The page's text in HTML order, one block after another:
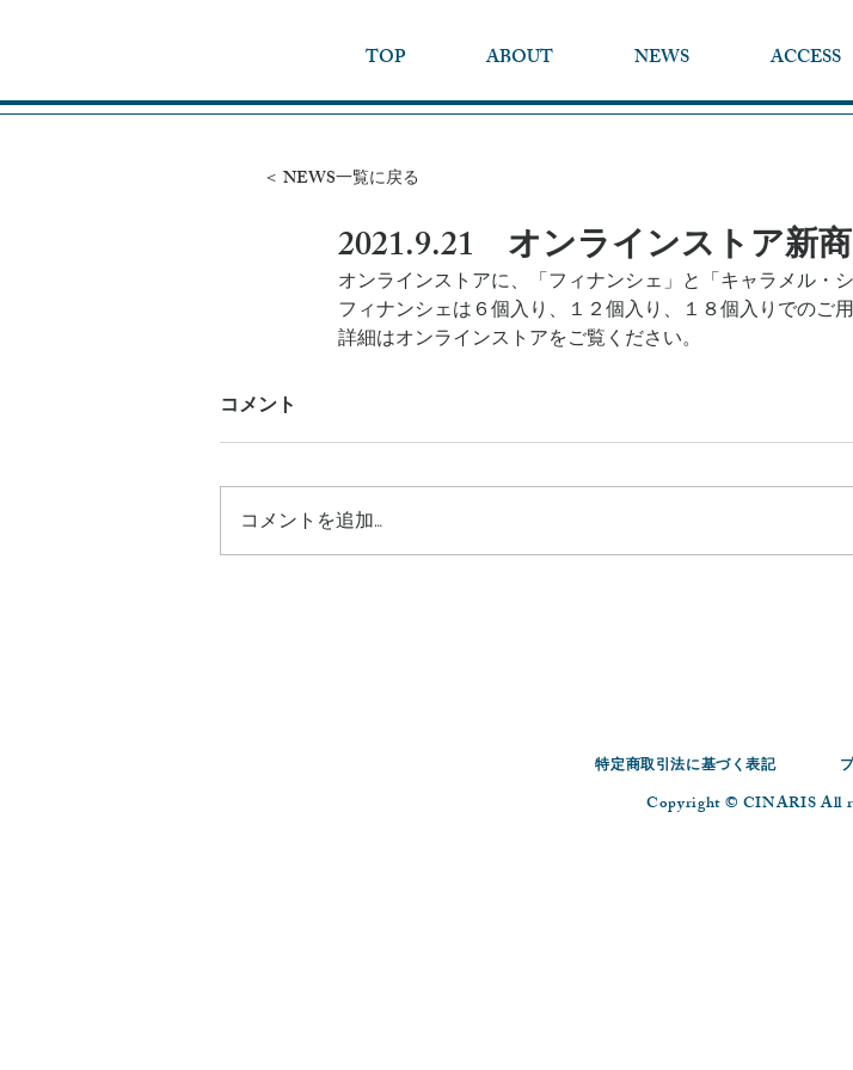
TOP ABOUT NEWS ACCESS
＜ NEWS一覧に戻る
2021.9.21 オンラインストア新
オンラインストアに、「フィナンシェ」と「キャラメル・
フィナンシェは６個入り、１２個入り、１８個入りでのご用
詳細はオンラインストアをご覧ください。
コメント
コメントを追加…
特定商取引法に基づく表記
Copyright ©︎ CINARIS All